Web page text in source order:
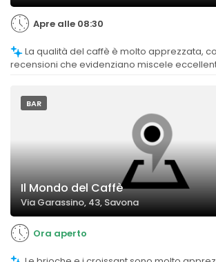
Apre alle 08:30
recensioni che evidenziano miscele
BAR
Il Mondo del Caffè
Via Garassino, 43, Savona
Ora aperto